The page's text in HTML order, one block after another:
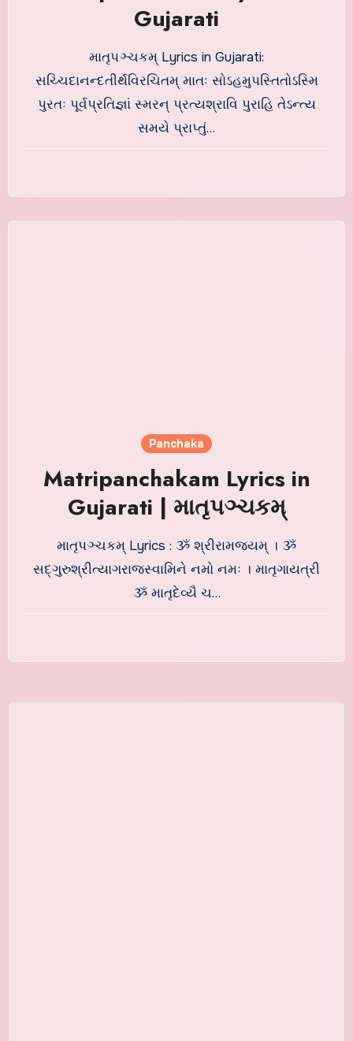
Gujarati
માતૃપઞ્ચકમ્ Lyrics in Gujarati:
સચ્ચિદાનન્દતીર્થવિરચિતમ્ માતઃ સોઽહમુપસ્તિતોઽસ્મિ
પુરતઃ પૂર્વપ્રતિજ્ઞાં સ્મરન્ પ્રત્યશ્રાવિ પુરાહિ તેઽન્ત્ય
સમયે પ્રાપ્તું…
Panchaka
Matripanchakam Lyrics in
Gujarati | માતૃપઞ્ચકમ્
માતૃપઞ્ચકમ્ Lyrics : ૐ શ્રીરામજયમ્ । ૐ
સદ્ગુરુશ્રીત્યાગરાજસ્વામિને નમો નમઃ । માતૃગાયત્રી
ૐ માતૃદેવ્યૈ ચ…